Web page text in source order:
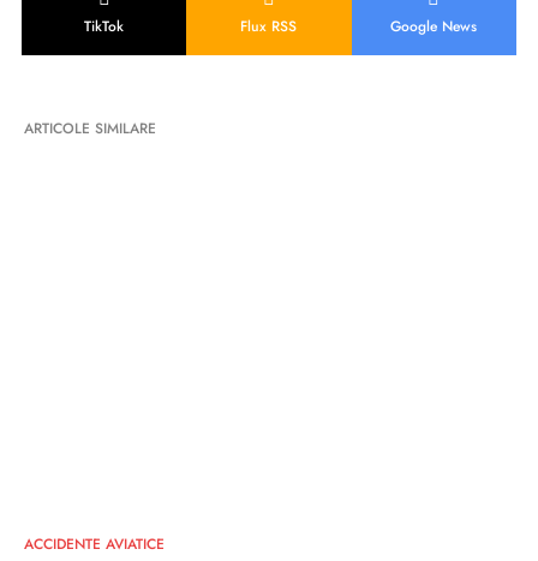
TikTok Flux RSS Google News
ARTICOLE SIMILARE
ACCIDENTE AVIATICE